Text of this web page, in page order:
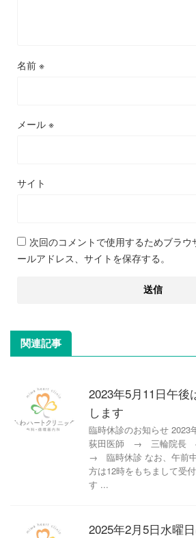
名前 ※
メール ※
サイト
次回のコメントで使用するためブラウ
ールアドレス、サイトを保存する。
関連記事
2023年5月11日午後
します
臨時休診のお知らせ
荻田医師 → 三輪院長
→ 臨時休診 なお、午前
方は12時をもちまして受
す ...
2025年2月5日水曜